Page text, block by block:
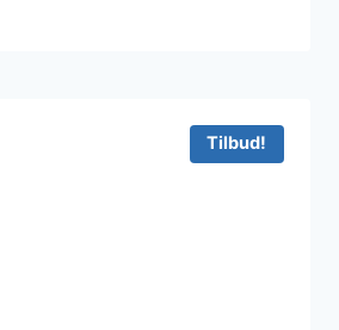
Tilbud!